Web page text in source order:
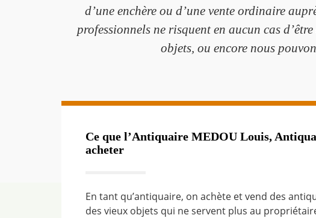
d’une enchère ou d’une vente ordinaire
professionnels ne risquent en aucun cas
objets, ou encore nous
Ce que l’Antiquaire MEDOU Louis,
acheter
En tant qu’antiquaire, on achète et vend des
des vieux objets qui ne servent plus au